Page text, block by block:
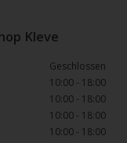
Kleve
Geschlossen
10:00 - 18:00
10:00 - 18:00
10:00 - 18:00
10:00 - 18:00